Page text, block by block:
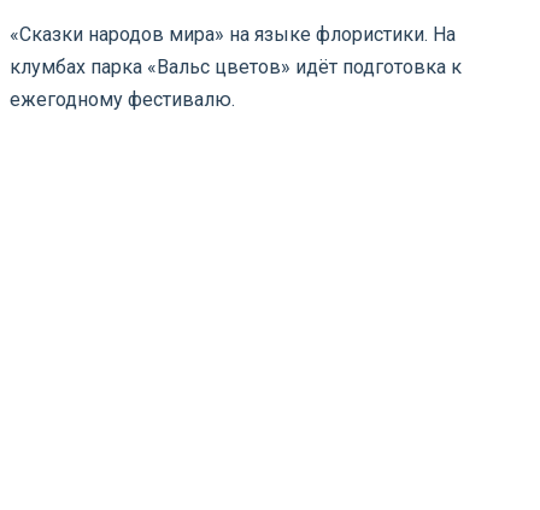
«Сказки народов мира» на языке флористики. На
клумбах парка «Вальс цветов» идёт подготовка к
ежегодному фестивалю.